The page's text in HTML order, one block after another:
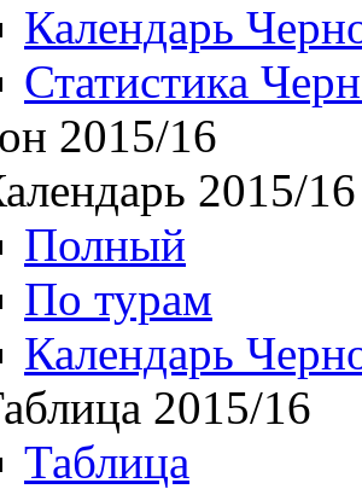
Календарь
Статистика
2015/16
2015/16
Полный
По турам
Календарь
2015/16
Таблица